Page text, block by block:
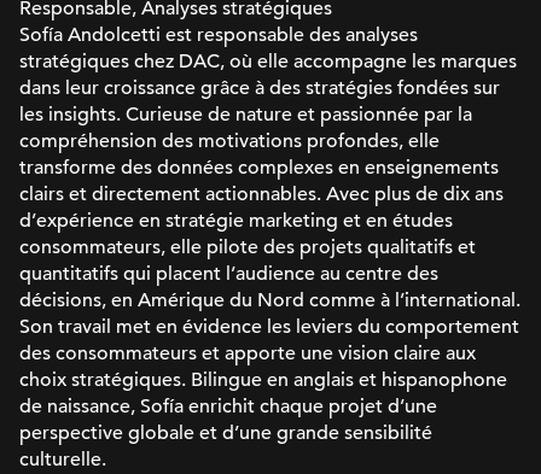
Responsable, Analyses stratégiques
Sofía Andolcetti est responsable des analyses
stratégiques chez DAC, où elle accompagne les marques
dans leur croissance grâce à des stratégies fondées sur
les insights. Curieuse de nature et passionnée par la
compréhension des motivations profondes, elle
transforme des données complexes en enseignements
clairs et directement actionnables. Avec plus de dix ans
d’expérience en stratégie marketing et en études
consommateurs, elle pilote des projets qualitatifs et
quantitatifs qui placent l’audience au centre des
décisions, en Amérique du Nord comme à l’international.
Son travail met en évidence les leviers du comportement
des consommateurs et apporte une vision claire aux
choix stratégiques. Bilingue en anglais et hispanophone
de naissance, Sofía enrichit chaque projet d’une
perspective globale et d’une grande sensibilité
culturelle.